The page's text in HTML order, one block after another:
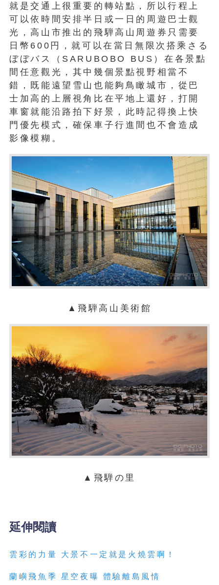
就是交通上很重要的轉站點，所以行程上
可以依時間安排半日或一日的周遊巴士觀
光，高山市推出的飛騨高山周遊券只需要
日幣600円，就可以在當日無限次搭乘さる
ぼぼバス（SARUBOBO BUS）在各景點
間任意觀光，其中幾個景點視野相當不
錯，既能遠望雪山也能夠鳥瞰城市，從巴
士加高的上層視角比在平地上還好，打開
車窗就能沿路拍下好景，此時記得換上快
門優先模式，確保車子行進間也不會造成
影像模糊。
▲飛騨高山美術館
▲飛騨の里
延伸閱讀
雲彩的力量 大景不一定就是火燒雲啊！
蘭嶼飛魚季 星空夜曝 體驗離島風情